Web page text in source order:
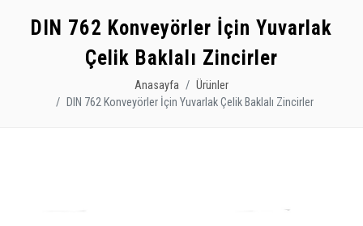
DIN 762 Konveyörler İçin Yuvarlak
Çelik Baklalı Zincirler
Anasayfa
Ürünler
DIN 762 Konveyörler İçin Yuvarlak Çelik Baklalı Zincirler